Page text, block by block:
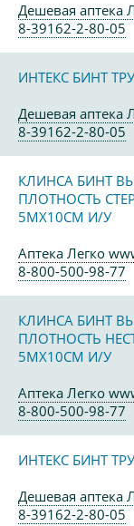
Дешевая аптека
8-39162-2-80-05
ИНТЕКС БИНТ
Дешевая аптека
8-39162-2-80-05
КЛИНСА БИНТ
ПЛОТНОСТЬ
5МХ10СМ И/У
Аптека Легко
8-800-500-98-77
КЛИНСА БИНТ
ПЛОТНОСТЬ
5МХ10СМ И/У
Аптека Легко
8-800-500-98-77
ИНТЕКС БИНТ
Дешевая аптека
8-39162-2-80-05